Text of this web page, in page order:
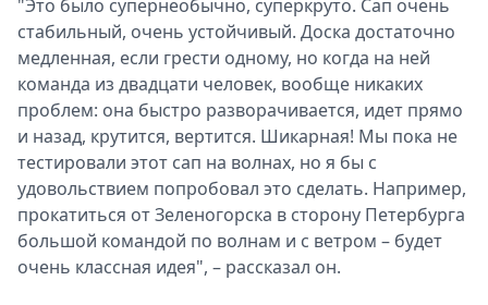
"Это было супернеобычно, суперкруто. Сап очень
стабильный, очень устойчивый. Доска достаточно
медленная, если грести одному, но когда на ней
команда из двадцати человек, вообще никаких
проблем: она быстро разворачивается, идет прямо
и назад, крутится, вертится. Шикарная! Мы пока не
тестировали этот сап на волнах, но я бы с
удовольствием попробовал это сделать. Например,
прокатиться от Зеленогорска в сторону Петербурга
большой командой по волнам и с ветром – будет
очень классная идея", – рассказал он.